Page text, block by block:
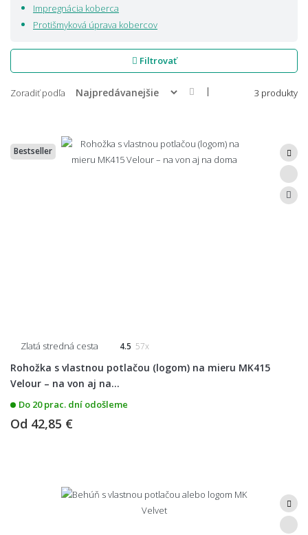
Impregnácia koberca
Protišmyková úprava kobercov
odsúhlaseniu
✓ Výrobky sú špičkovej kvality, takže Vám zostanú navždy
Radka Kociánová,+420 608 312 100
radka@mojkoberec.sk
Filtrovať
Zoradiť podľa | 3 produkty
Bestseller
Zlatá stredná cesta 4.5 57x
Rohožka s vlastnou potlačou (logom) na mieru MK415
Velour – na von aj na...
Do 20 prac. dní odošleme
Od 42,85 €